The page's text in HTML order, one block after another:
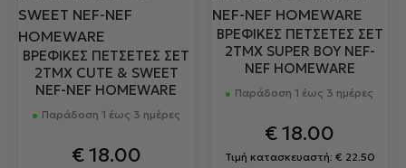
ΒΡΕΦΙΚΕΣ ΠΕΤΣΕΤΕΣ ΣΕΤ
2TMX CUTE & SWEET
NEF-NEF HOMEWARE
Παράδοση 1 έως 3 ημέρες
€18.00
ΒΡΕΦΙΚΕΣ ΠΕΤΣΕΤΕΣ ΣΕΤ
2TMX SUPER BOY NEF-
NEF HOMEWARE
Παράδοση 1 έως 3 ημέρες
€18.00
Τιμή κατασκευαστή: € 22.50